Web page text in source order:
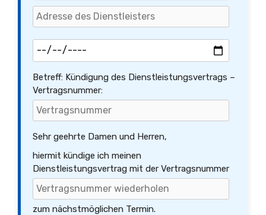
Betreff: Kündigung des Dienstleistungsvertrags –
Vertragsnummer:
Sehr geehrte Damen und Herren,
hiermit kündige ich meinen
Dienstleistungsvertrag mit der Vertragsnummer
zum nächstmöglichen Termin.